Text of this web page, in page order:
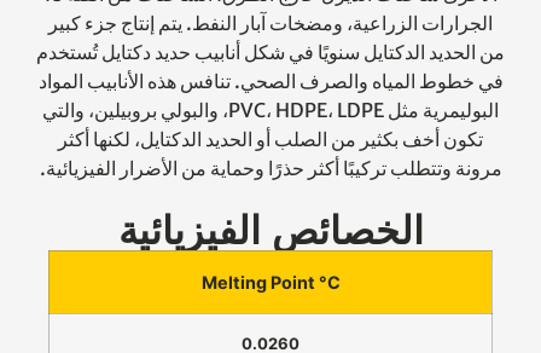
الجرارات الزراعية، ومضخات آبار النفط. يتم إنتاج جزء كبير
من الحديد الدكتايل سنويًا في شكل أنابيب حديد دكتايل تُستخدم
في خطوط المياه والصرف الصحي. تنافس هذه الأنابيب المواد
البوليمرية مثل PVC، HDPE، LDPE، والبولي بروبيلين، والتي
تكون أخف بكثير من الصلب أو الحديد الدكتايل، لكنها أكثر
مرونة وتتطلب تركيبًا أكثر حذرًا وحماية من الأضرار الفيزيائية.
الخصائص الفيزيائية
Melting Point °C
0.0260